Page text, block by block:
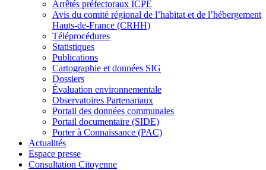
Arrêtés préfectoraux ICPE
Avis du comité régional de l’habitat et de l’hébergement
Hauts-de-France (CRHH)
Téléprocédures
Statistiques
Publications
Cartographie et données SIG
Dossiers
Évaluation environnementale
Observatoires Partenariaux
Portail des données communales
Portail documentaire (SIDE)
Porter à Connaissance (PAC)
Actualités
Espace presse
Consultation Citoyenne